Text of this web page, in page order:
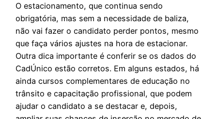
O estacionamento, que continua sendo
obrigatória, mas sem a necessidade de baliza,
não vai fazer o candidato perder pontos, mesmo
que faça vários ajustes na hora de estacionar.
Outra dica importante é conferir se os dados do
CadÚnico estão corretos. Em alguns estados, há
ainda cursos complementares de educação no
trânsito e capacitação profissional, que podem
ajudar o candidato a se destacar e, depois,